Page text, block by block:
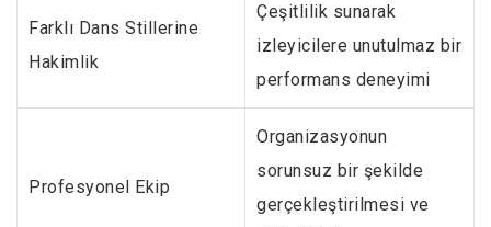
Farklı Dans Stillerine
Hakimlik
Çeşitlilik sunarak
izleyicilere unutulmaz bir
performans deneyimi
Profesyonel Ekip
Organizasyonun
sorunsuz bir şekilde
gerçekleştirilmesi ve